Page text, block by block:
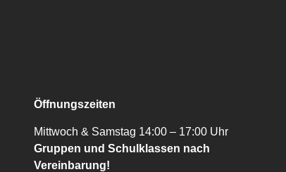
Öffnungszeiten
Mittwoch & Samstag 14:00 – 17:00 Uhr
Gruppen und Schulklassen nach
Vereinbarung!